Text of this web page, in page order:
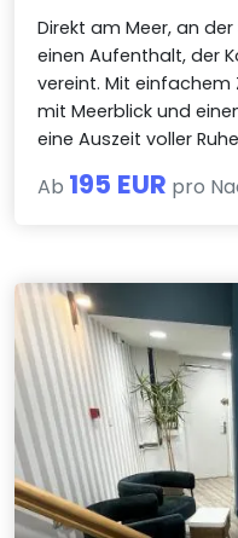
Direkt am Meer, an
einen Aufenthalt, der
vereint. Mit einfachem
mit Meerblick und
eine Auszeit voller
Ab 195 EUR pro